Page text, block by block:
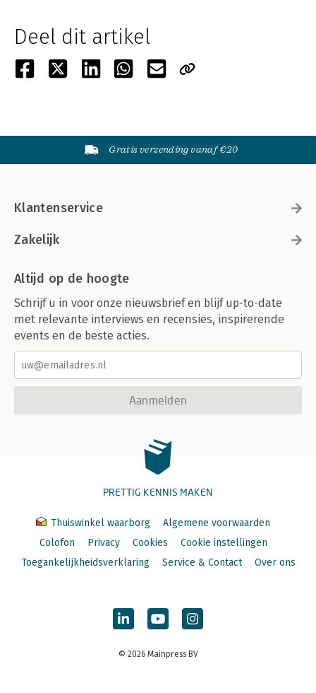
Deel dit artikel
Gratis verzending vanaf €20
Klantenservice
Zakelijk
Altijd op de hoogte
Schrijf u in voor onze nieuwsbrief en blijf up-to-date
met relevante interviews en recensies, inspirerende
events en de beste acties.
Aanmelden
PRETTIG KENNIS MAKEN
Thuiswinkel waarborg
Algemene voorwaarden
Colofon
Privacy Cookies
Cookie instellingen
Toegankelijkheidsverklaring
Service & Contact Over ons
© 2026 Mainpress BV